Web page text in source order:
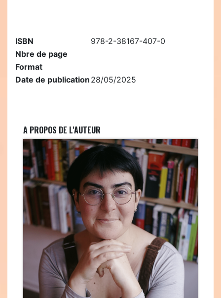
ISBN
978-2-38167-407-0
Nbre de page
Format
Date de publication 28/05/2025
A PROPOS DE L'AUTEUR